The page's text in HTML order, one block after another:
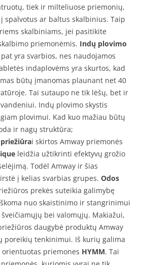
tiek ir milteliuose priemonių,
spalvotus ar baltus skalbinius. Taip
skalbiniams, jei pasitikite
priemonėmis. Indų plovimo
yra svarbios, nes naudojamos
indaplovėms yra skurtos, kad
būtų įmanomas plaunant net 40
Tai sutaupo ne tik lėšų, bet ir
Indų plovimo skystis
plovimui. Kad kuo mažiau būtų
ir nagų struktūra;
i skirtos Amway priemonės
leidžia užtikrinti efektyvų grožio
Todėl Amway ir šias
į kelias svarbias grupes. Odos
prekės suteikia galimybę
nuo skaistinimo ir stangrinimui
bei valomųjų. Makiažui,
daugybė produktų Amway
poreikių tenkinimui. Iš kurių galima
priemones HYMM. Tai